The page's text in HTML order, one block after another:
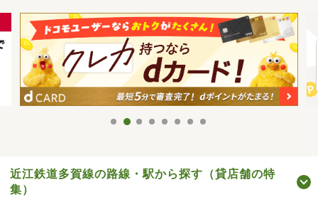
近江鉄道多賀線の路線・駅から探す（貸店舗の特
集）